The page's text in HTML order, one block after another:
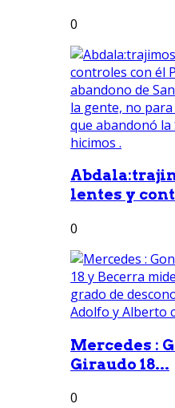
0
lentes y
0
Mercedes :
Giraudo 18...
0